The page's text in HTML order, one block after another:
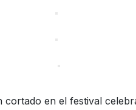
en el festival